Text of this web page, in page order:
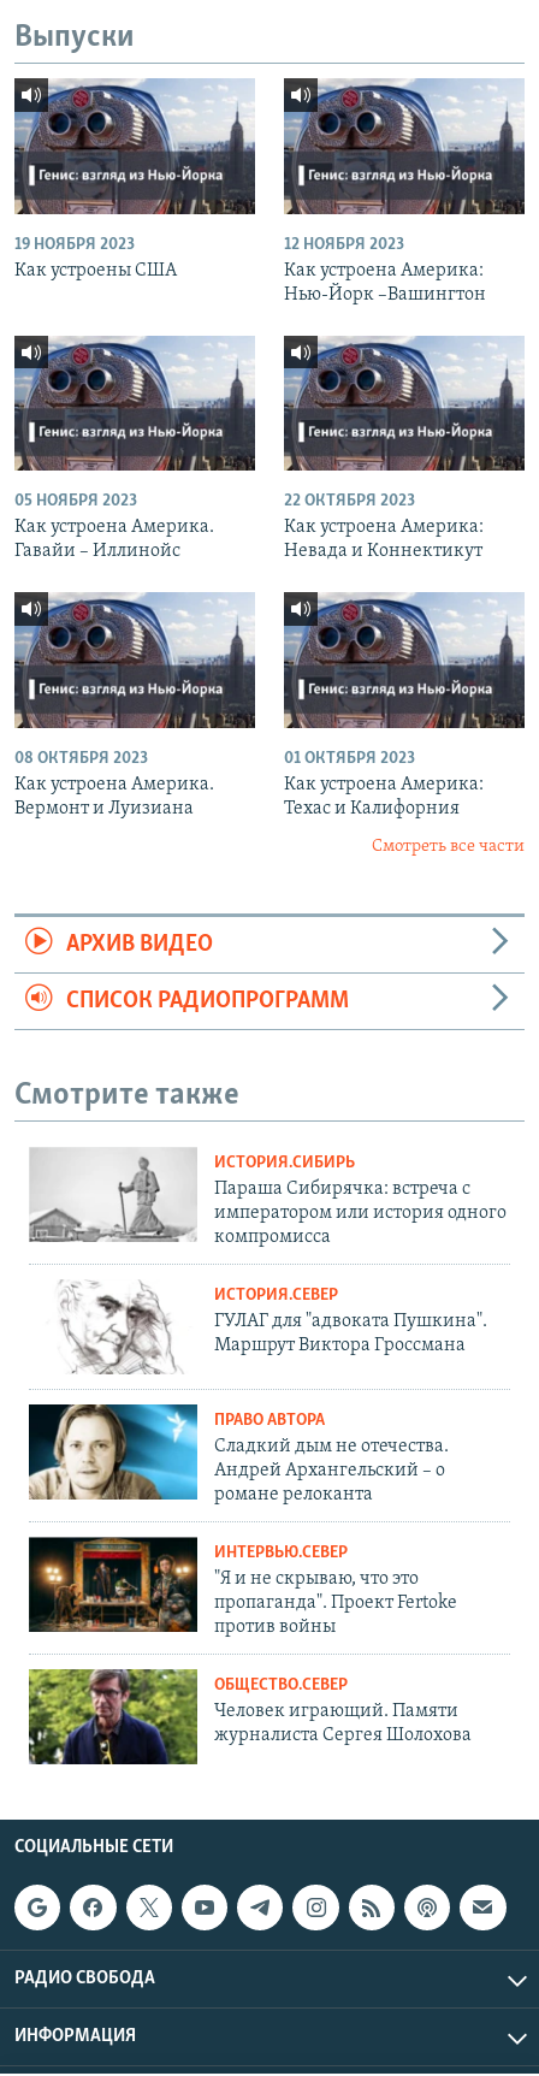
Выпуски
19 НОЯБРЯ 2023
Как устроены США
12 НОЯБРЯ 2023
Как устроена Америка:
Нью-Йорк –Вашингтон
05 НОЯБРЯ 2023
Как устроена Америка.
Гавайи – Иллинойс
22 ОКТЯБРЯ 2023
Как устроена Америка:
Невада и Коннектикут
08 ОКТЯБРЯ 2023
Как устроена Америка.
Вермонт и Луизиана
01 ОКТЯБРЯ 2023
Как устроена Америка:
Техас и Калифорния
Смотреть все части
АРХИВ ВИДЕО
СПИСОК РАДИОПРОГРАММ
Смотрите также
ИСТОРИЯ.СИБИРЬ
Параша Сибирячка: встреча с
императором или история одного
компромисса
ИСТОРИЯ.СЕВЕР
ГУЛАГ для "адвоката Пушкина".
Маршрут Виктора Гроссмана
ПРАВО АВТОРА
Сладкий дым не отечества.
Андрей Архангельский – о
романе релоканта
ИНТЕРВЬЮ.СЕВЕР
"Я и не скрываю, что это
пропаганда". Проект Fertoke
против войны
ОБЩЕСТВО.СЕВЕР
Человек играющий. Памяти
журналиста Сергея Шолохова
СОЦИАЛЬНЫЕ СЕТИ
РАДИО СВОБОДА
ИНФОРМАЦИЯ